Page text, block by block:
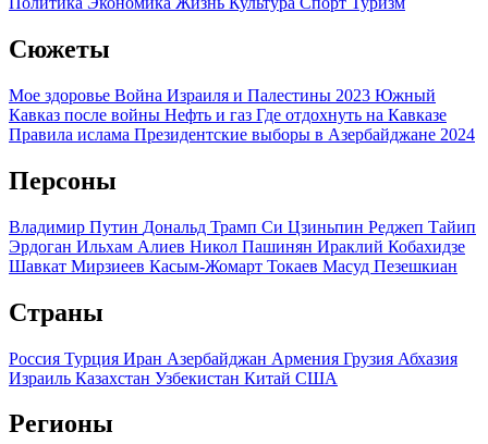
Сюжеты
Мое здоровье Война Израиля и Палестины 2023 Южный
Кавказ после войны Нефть и газ Где отдохнуть на Кавказе
Правила ислама Президентские выборы в Азербайджане 2024
Персоны
Владимир Путин Дональд Трамп Си Цзиньпин Реджеп Тайип
Эрдоган Ильхам Алиев Никол Пашинян Ираклий Кобахидзе
Шавкат Мирзиеев Касым-Жомарт Токаев Масуд Пезешкиан
Страны
Россия Турция Иран Азербайджан Армения Грузия Абхазия
Израиль Казахстан Узбекистан Китай США
Регионы